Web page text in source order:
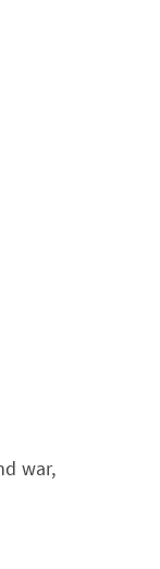
war,